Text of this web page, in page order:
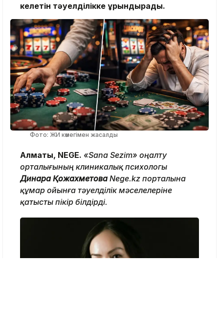
келетін тәуелділікке ұрындырады.
Фото: ЖИ көмегімен жасалды
Алматы, NEGE. «Sana Sezim» оңалту
орталығының клиникалық психологы
Динара Қожахметова Nege.kz порталына
құмар ойынға тәуелділік мәселелеріне
қатысты пікір білдірді.